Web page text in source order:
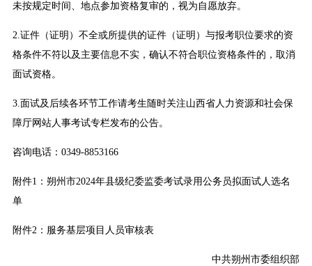
未按规定时间、地点参加资格复审的，视为自愿放弃。
2.证件（证明）不全或所提供的证件（证明）与报考职位要求的资
格条件不符以及主要信息不实，确认不符合职位资格条件的，取消
面试资格。
3.面试及后续各环节工作请考生随时关注山西省人力资源和社会保
障厅网站人事考试专栏发布的公告。
咨询电话：0349-8853166
附件1：朔州市2024年县级纪委监委考试录用公务员拟面试人选名
单
附件2：服务基层项目人员审核表
中共朔州市委组织部